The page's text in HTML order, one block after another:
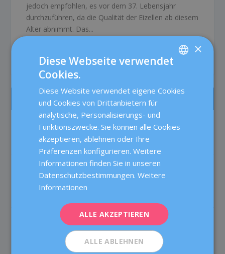
jedoch empfohlen, es vor dem 37. Lebensjahr
durchzuführen, da die Qualität der Eizellen ab diesem
Alter abnimmt. Das...
AM MEISTEN GELESEN
Die Betreuung von Patientinnen in der
Reproduktionsmedizin bei Dexeus Mujer
Fruchtbarkeit
Testosteron bei der IVF: Verbessert es
tatsächlich die Chancen auf eine
Schwangerschaft?
Die Verschiebung des Kinderwunsches: 6
nützliche Tipps, wenn Sie noch warten
möchten
Fruchtbarkeit
CATALÀ
FRENCH
×
Diese Webseite verwendet
Cookies.
Diese Website verwendet eigene Cookies
und Cookies von Drittanbietern für
analytische, Personalisierungs- und
Funktionszwecke. Sie können alle Cookies
akzeptieren, ablehnen oder Ihre
Präferenzen konfigurieren. Weitere
Informationen finden Sie in unseren
Datenschutzbestimmungen. Weitere
Informationen
ALLE AKZEPTIEREN
ALLE ABLEHNEN